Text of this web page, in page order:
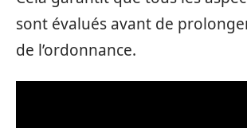
sont évalués avant de
de l’ordonnance.